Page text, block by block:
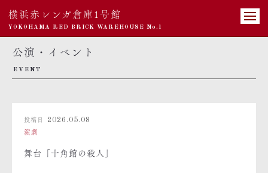
横浜赤レンガ倉庫1号館
YOKOHAMA RED BRICK WAREHOUSE No.1
公演・イベント
EVENT
投稿日 2026.05.08
演劇
舞台「十角館の殺人」